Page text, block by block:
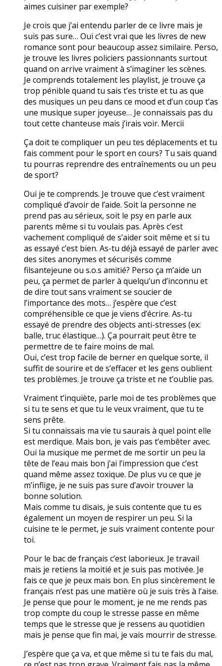
aimes cuisiner par exemple?
Je crois que j’ai entendu parler de ce livre mais je
suis pas sure… Oui c’est vrai que les livres de new
romance sont pour beaucoup assez similaire. Perso,
je trouve les livres policiers passionnants surtout
quand on arrive vraiment à s’imaginer les scènes.
Je comprends totalement les playlist, je trouve ça
trop pénible quand tu sais t’es triste et tu as que
des musiques un peu dans ce mood et d’un coup t’as
une musique super joyeuse… Je connaissais pas du
tout cette chanteuse mais j’irais voir. Mercii
Ça doit te compliquer un peu tes déplacements et tu
fais comment pour le sport en cours? Tu sais quand
tu pourras reprendre des entraînements ou un peu
de sport?
Oui je te comprends. Je trouve que c’est vraiment
compliqué d’avoir de l’aide. Soit la personne ne
prend pas au sérieux, soit le psy en parle aux
parents même si tu voulais pas. Après c’est
vachement compliqué de s’aider soit même et si tu
as essayé c’est bien. As-tu déjà essayé de parler avec
des sites anonymes et sécurisés comme
filsantejeune ou s.o.s amitié? Perso ça m’aide un
peu, ça permet de parler à quelqu’un d’inconnu et
de dire tout sans vraiment se soucier de
l’importance des mots… j’espère que c’est
compréhensible ce que je viens d’écrire. As-tu
essayé de prendre des objects anti-stresses (ex:
balle, truc élastique…). Ça pourrait peut être te
permettre de te faire moins de mal.
Oui, c’est trop facile de berner en quelque sorte, il
suffit de sourire et de s’effacer et les gens oublient
tes problèmes. Je trouve ça triste et ne t’oublie pas.
Vraiment t’inquiète, parle moi de tes problèmes que
si tu te sens et que tu le veux vraiment, que tu te
sens prête.
Si tu connaissais ma vie tu saurais à quel point elle
est merdique. Mais bon, je vais pas t’embêter avec.
Oui la musique me permet de me sortir un peu la
tête de l’eau mais bon j’ai l’impression que c’est
quand même assez toxique. De plus vu ce que je
m’inflige, je ne suis pas sure d’avoir trouver la
bonne solution.
Mais comme tu disais, je suis contente que tu es
également un moyen de respirer un peu. Si la
cuisine te le permet, je suis vraiment contente pour
toi.
Pour le bac de français c’est laborieux. Je travail
mais je retiens la moitié et je suis pas motivée. Je
fais ce que je peux mais bon. En plus sincèrement le
français n’est pas une matière où je suis très à l’aise.
Je pense que pour le moment, je ne me rends pas
trop compte du coup le stresse passe en même
temps que le stresse que je ressens au quotidien
mais je pense que fin mai, je vais mourrir de stresse.
J’espère que ça va, et que même si tu te fais du mal,